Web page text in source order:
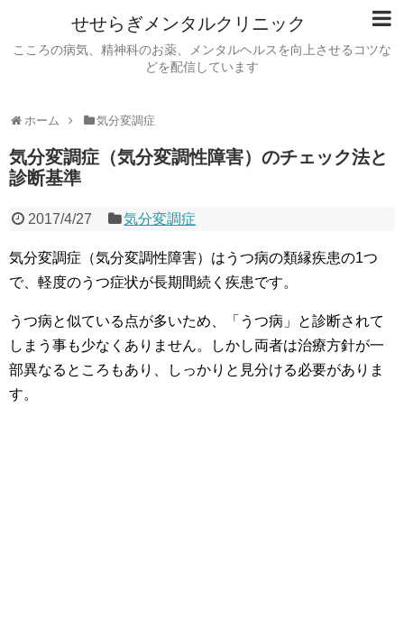
せせらぎメンタルクリニック
こころの病気、精神科のお薬、メンタルヘルスを向上させるコツな
どを配信しています
ホーム 気分変調症
気分変調症（気分変調性障害）のチェック法と
診断基準
2017/4/27 気分変調症
気分変調症（気分変調性障害）はうつ病の類縁疾患の1つ
で、軽度のうつ症状が長期間続く疾患です。
うつ病と似ている点が多いため、「うつ病」と診断されて
しまう事も少なくありません。しかし両者は治療方針が一
部異なるところもあり、しっかりと見分ける必要がありま
す。